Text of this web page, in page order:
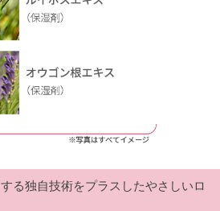
する独自技術をプラスしたやさしいロ